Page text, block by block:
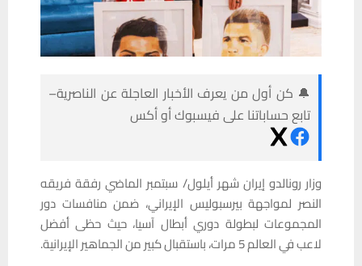
🔔 كن أول من يعرف الأخبار العاجلة عن الناصرية–
تابع حساباتنا على فيسبوك أو أكس
وزار رونالدو إيران شهر أيلول/ سبتمبر الماضي رفقة فريقه
النصر لمواجهة بيرسبوليس الإيراني، ضمن منافسات دور
المجموعات لبطولة دوري أبطال آسيا، حيث حظى أفضل
لاعب في العالم 5 مرات، باستقبال كبير من الجماهير الإيرانية.